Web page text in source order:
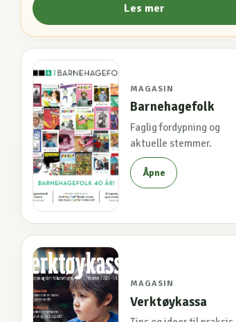
Les mer
MAGASIN
Barnehagefolk
Faglig fordypning og
aktuelle stemmer.
Åpne
MAGASIN
Verktøykassa